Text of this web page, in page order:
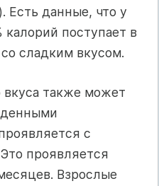
Есть данные, что у
поступает в
сладким вкусом.
вкуса также может
с
проявляется
Взрослые